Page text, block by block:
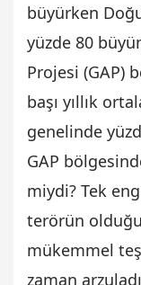
büyürken
yüzde 80
Projesi (GAP)
başı yıllık
genelinde
GAP
miydi? Tek
terörün
mükemmel
zaman